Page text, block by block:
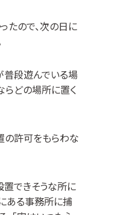
たので、次の日に
普段遊んでいる場
らどの場所に置く
の許可をもらわな
置できそうな所に
ある事務所に捕